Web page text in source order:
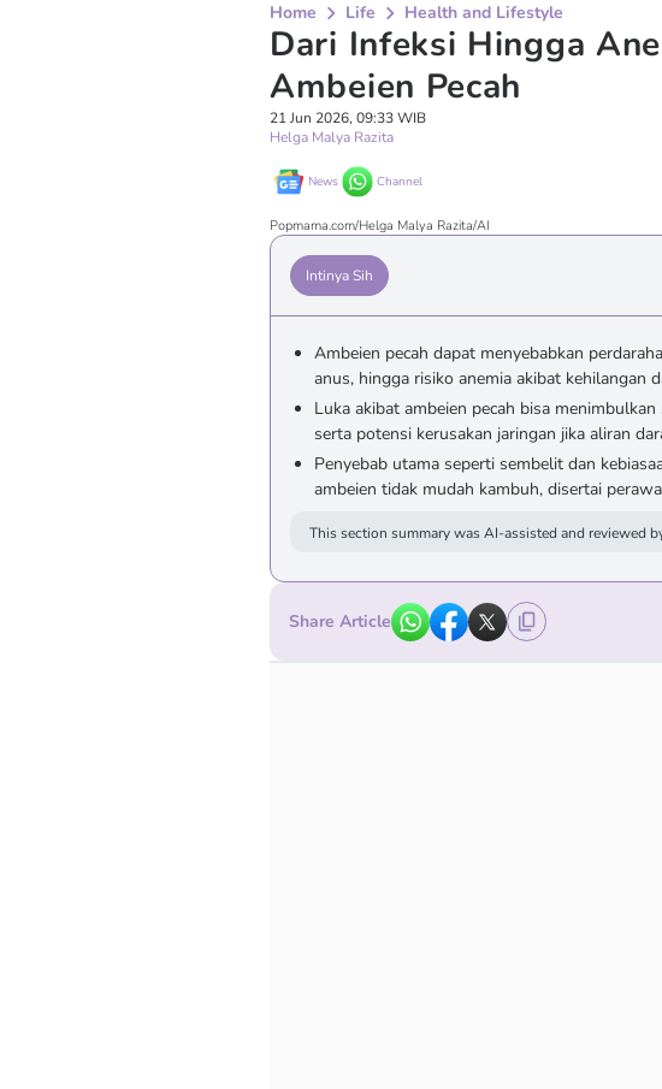
Home Life Health and Lifestyle
Dari Infeksi Hingga
Ambeien Pecah
21 Jun 2026, 09:33 WIB
Helga Malya Razita
News Channel
Popmama.com/Helga Malya Razita/AI
Intinya Sih
Ambeien pecah dapat menyebabkan
anus, hingga risiko anemia akibat kehilangan
Luka akibat ambeien pecah bisa
serta potensi kerusakan jaringan jika aliran
Penyebab utama seperti sembelit dan
ambeien tidak mudah kambuh, disertai
This section summary was AI-assisted and reviewed
Share Article